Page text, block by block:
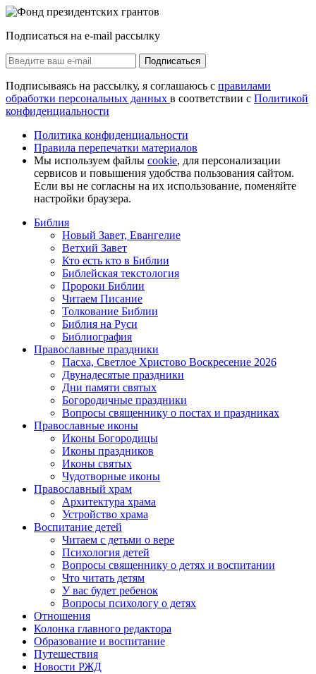
Подписаться на e-mail рассылку
Подписаться
Подписываясь на рассылку, я соглашаюсь с правилами
обработки персональных данных в соответствии с Политикой
конфиденциальности
Политика конфиденциальности
Правила перепечатки материалов
Мы используем файлы cookie, для персонализации
сервисов и повышения удобства пользования сайтом.
Если вы не согласны на их использование, поменяйте
настройки браузера.
Библия
Новый Завет, Евангелие
Ветхий Завет
Кто есть кто в Библии
Библейская текстология
Пророки Библии
Читаем Писание
Толкование Библии
Библия на Руси
Библиография
Православные праздники
Пасха, Светлое Христово Воскресение 2026
Двунадесятые праздники
Дни памяти святых
Богородичные праздники
Вопросы священнику о постах и праздниках
Православные иконы
Иконы Богородицы
Иконы праздников
Иконы святых
Чудотворные иконы
Православный храм
Архитектура храма
Устройство храма
Воспитание детей
Читаем с детьми о вере
Психология детей
Вопросы священнику о детях и воспитании
Что читать детям
У вас будет ребенок
Вопросы психологу о детях
Отношения
Колонка главного редактора
Образование и воспитание
Путешествия
Новости РЖД